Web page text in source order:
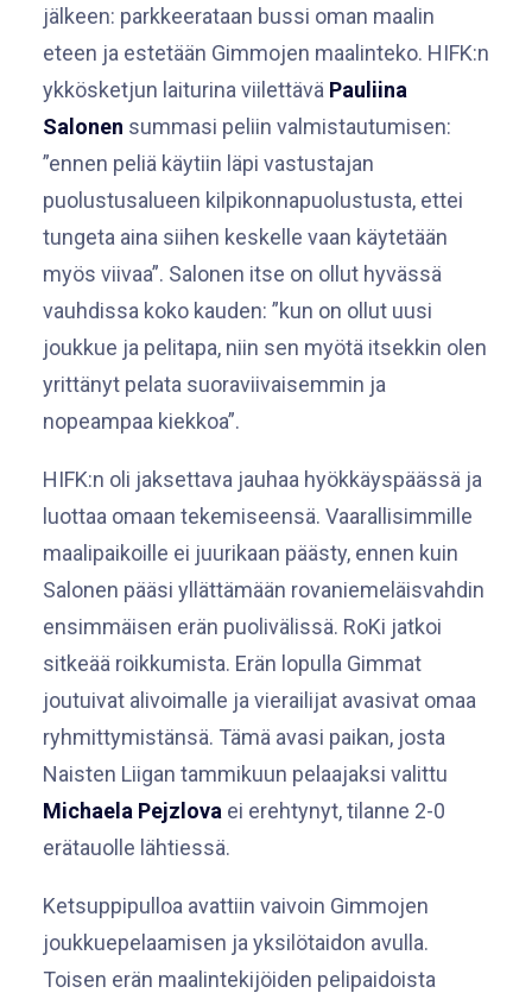
jälkeen: parkkeerataan bussi oman maalin
eteen ja estetään Gimmojen maalinteko. HIFK:n
ykkösketjun laiturina viilettävä Pauliina
Salonen summasi peliin valmistautumisen:
”ennen peliä käytiin läpi vastustajan
puolustusalueen kilpikonnapuolustusta, ettei
tungeta aina siihen keskelle vaan käytetään
myös viivaa”. Salonen itse on ollut hyvässä
vauhdissa koko kauden: ”kun on ollut uusi
joukkue ja pelitapa, niin sen myötä itsekkin olen
yrittänyt pelata suoraviivaisemmin ja
nopeampaa kiekkoa”.
HIFK:n oli jaksettava jauhaa hyökkäyspäässä ja
luottaa omaan tekemiseensä. Vaarallisimmille
maalipaikoille ei juurikaan päästy, ennen kuin
Salonen pääsi yllättämään rovaniemeläisvahdin
ensimmäisen erän puolivälissä. RoKi jatkoi
sitkeää roikkumista. Erän lopulla Gimmat
joutuivat alivoimalle ja vierailijat avasivat omaa
ryhmittymistänsä. Tämä avasi paikan, josta
Naisten Liigan tammikuun pelaajaksi valittu
Michaela Pejzlova ei erehtynyt, tilanne 2-0
erätauolle lähtiessä.
Ketsuppipulloa avattiin vaivoin Gimmojen
joukkuepelaamisen ja yksilötaidon avulla.
Toisen erän maalintekijöiden pelipaidoista